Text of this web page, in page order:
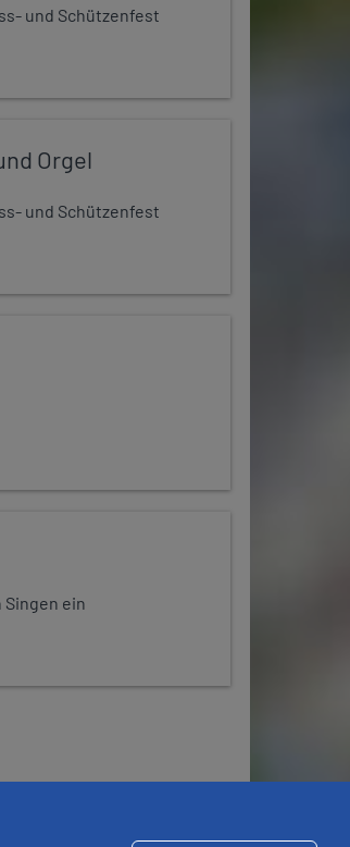
und Schützenfest
Orgel
und Schützenfest
ein